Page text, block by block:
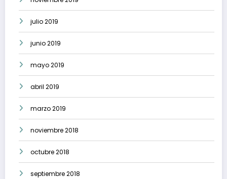
julio 2019
junio 2019
mayo 2019
abril 2019
marzo 2019
noviembre 2018
octubre 2018
septiembre 2018